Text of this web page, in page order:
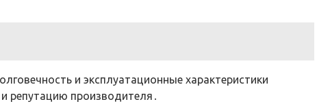
и эксплуатационные характеристики
репутацию производителя․